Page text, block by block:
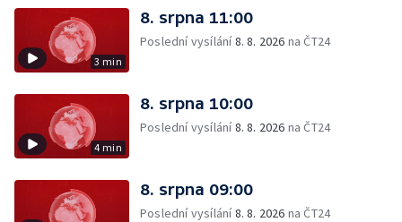
3 min
8. srpna 11:00
Poslední vysílání8. 8. 2026 na ČT24
4 min
8. srpna 10:00
Poslední vysílání8. 8. 2026 na ČT24
8. srpna 09:00
Poslední vysílání8. 8. 2026 na ČT24